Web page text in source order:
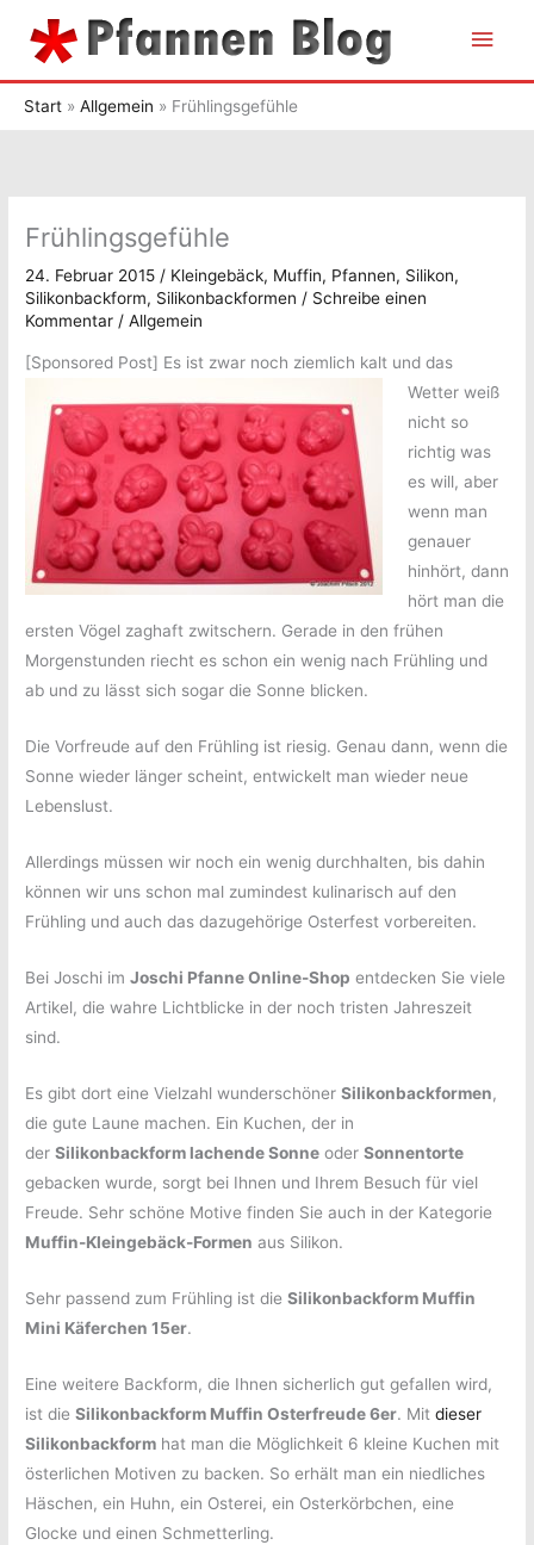
Inhalt
Start Allgemein Frühlingsgefühle
Frühlingsgefühle
24. Februar 2015 / Kleingebäck, Muffin, Pfannen, Silikon,
Silikonbackform, Silikonbackformen / Schreibe einen
Kommentar /Allgemein
[Sponsored Post] Es ist zwar noch ziemlich kalt und das
Wetter weiß
nicht so
richtig was
es will, aber
wenn man
genauer
hinhört, dann
hört man die
ersten Vögel zaghaft zwitschern. Gerade in den frühen
Morgenstunden riecht es schon ein wenig nach Frühling und
ab und zu lässt sich sogar die Sonne blicken.
Die Vorfreude auf den Frühling ist riesig. Genau dann, wenn die
Sonne wieder länger scheint, entwickelt man wieder neue
Lebenslust.
Allerdings müssen wir noch ein wenig durchhalten, bis dahin
können wir uns schon mal zumindest kulinarisch auf den
Frühling und auch das dazugehörige Osterfest vorbereiten.
Bei Joschi imJoschi Pfanne Online-Shop entdecken Sie viele
Artikel, die wahre Lichtblicke in der noch tristen Jahreszeit
sind.
Es gibt dort eine Vielzahl wunderschönerSilikonbackformen,
die gute Laune machen. Ein Kuchen, der in
derSilikonbackform lachende Sonne oderSonnentorte
gebacken wurde, sorgt bei Ihnen und Ihrem Besuch für viel
Freude. Sehr schöne Motive finden Sie auch in der Kategorie
Muffin-Kleingebäck-Formen aus Silikon.
Sehr passend zum Frühling ist dieSilikonbackform Muffin
Mini Käferchen 15er.
Eine weitere Backform, die Ihnen sicherlich gut gefallen wird,
ist dieSilikonbackform Muffin Osterfreude 6er. Mitdieser
Silikonbackform hat man die Möglichkeit 6 kleine Kuchen mit
österlichen Motiven zu backen. So erhält man ein niedliches
Häschen, ein Huhn, ein Osterei, ein Osterkörbchen, eine
Glocke und einen Schmetterling.